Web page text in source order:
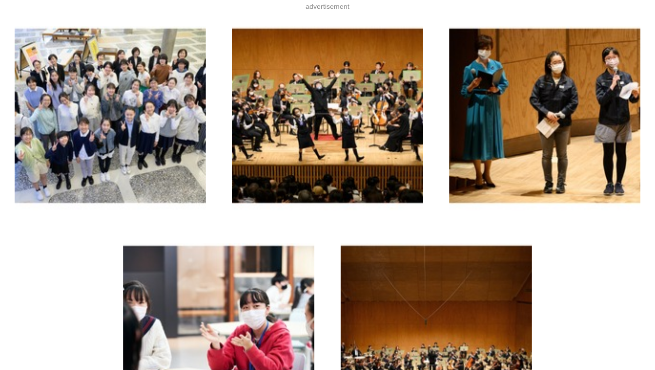
advertisement